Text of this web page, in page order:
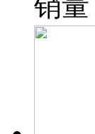
销量